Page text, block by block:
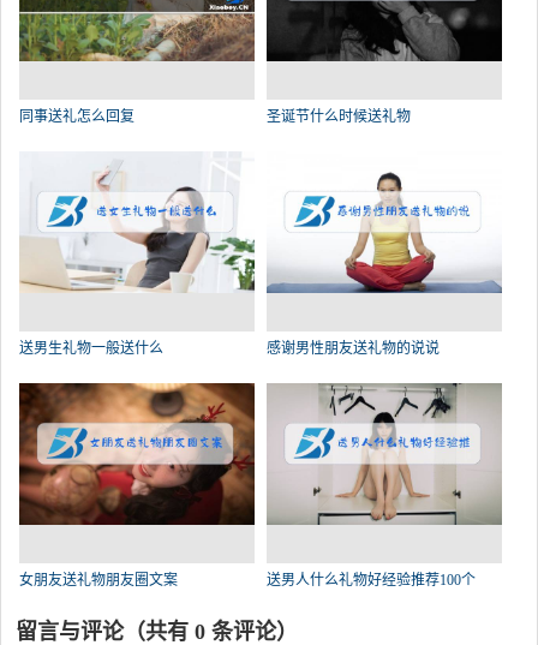
同事送礼怎么回复 圣诞节什么时候送礼物
送男生礼物一般送什么 感谢男性朋友送礼物的说说
女朋友送礼物朋友圈文案 送男人什么礼物好经验推荐100个
留言与评论（共有 0 条评论）